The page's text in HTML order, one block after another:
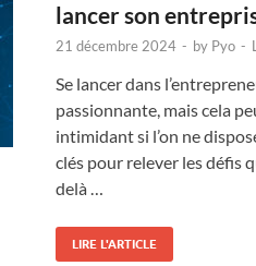
lancer son
21 décembre 2024 - by Pyo -
Se lancer dans
passionnante, mais cela
intimidant si l’on ne
clés pour relever les défis
delà …
LIRE L'ARTICLE